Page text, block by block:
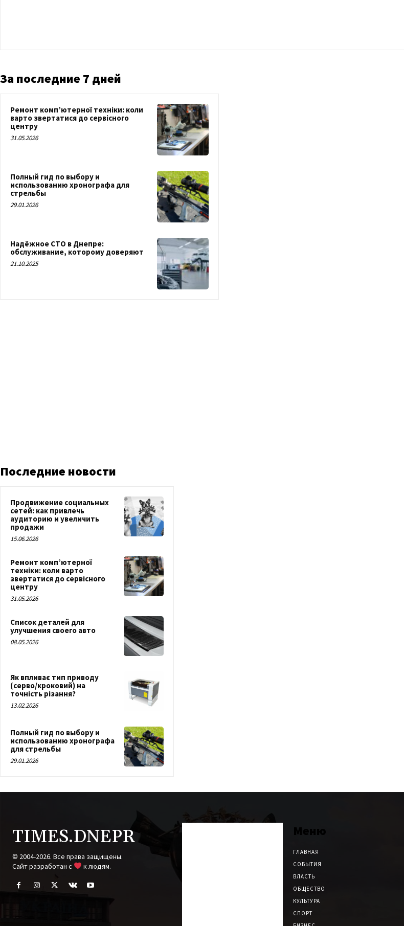
За последние 7 дней
Ремонт комп’ютерної техніки: коли
варто звертатися до сервісного
центру
31.05.2026
Полный гид по выбору и
использованию хронографа для
стрельбы
29.01.2026
Надёжное СТО в Днепре:
обслуживание, которому доверяют
21.10.2025
Последние новости
Продвижение социальных
сетей: как привлечь
аудиторию и увеличить
продажи
15.06.2026
Ремонт комп’ютерної
техніки: коли варто
звертатися до сервісного
центру
31.05.2026
Список деталей для
улучшения своего авто
08.05.2026
Як впливає тип приводу
(серво/кроковий) на
точність різання?
13.02.2026
Полный гид по выбору и
использованию хронографа
для стрельбы
29.01.2026
TIMES.DNEPR
© 2004-2026. Все права защищены.
Cайт разработан с
к людям.
Меню
ГЛАВНАЯ
СОБЫТИЯ
ВЛАСТЬ
ОБЩЕСТВО
КУЛЬТУРА
СПОРТ